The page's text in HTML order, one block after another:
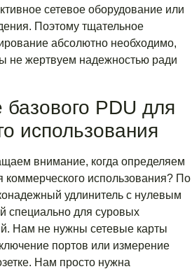
сетевое оборудование или
Поэтому тщательное
абсолютно необходимо,
не жертвуем надежностью ради
PDU для
использования
внимание, когда определяем
коммерческого использования? По
удлинитель с нулевым
специально для суровых
Нам не нужны сетевые карты
портов или измерение
Нам просто нужна